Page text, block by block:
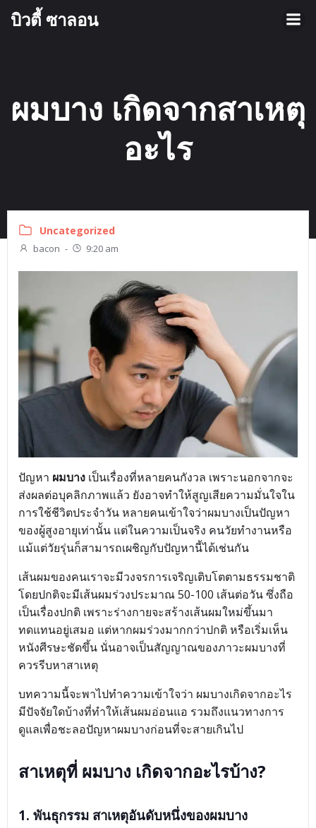
บิวตี้ ซาลอน
ผมบาง เกิดจากสาเหตุ
อะไร
Uncategorized
bacon - 9:20 am
ปัญหา ผมบาง เป็นเรื่องที่หลายคนกังวล เพราะนอกจากจะ
ส่งผลต่อบุคลิกภาพแล้ว ยังอาจทำให้สูญเสียความมั่นใจใน
การใช้ชีวิตประจำวัน หลายคนเข้าใจว่าผมบางเป็นปัญหา
ของผู้สูงอายุเท่านั้น แต่ในความเป็นจริง คนวัยทำงานหรือ
แม้แต่วัยรุ่นก็สามารถเผชิญกับปัญหานี้ได้เช่นกัน
เส้นผมของคนเราจะมีวงจรการเจริญเติบโตตามธรรมชาติ
โดยปกติจะมีเส้นผมร่วงประมาณ 50-100 เส้นต่อวัน ซึ่งถือ
เป็นเรื่องปกติ เพราะร่างกายจะสร้างเส้นผมใหม่ขึ้นมา
ทดแทนอยู่เสมอ แต่หากผมร่วงมากกว่าปกติ หรือเริ่มเห็น
หนังศีรษะชัดขึ้น นั่นอาจเป็นสัญญาณของภาวะผมบางที่
ควรรีบหาสาเหตุ
บทความนี้จะพาไปทำความเข้าใจว่า ผมบางเกิดจากอะไร
มีปัจจัยใดบ้างที่ทำให้เส้นผมอ่อนแอ รวมถึงแนวทางการ
ดูแลเพื่อชะลอปัญหาผมบางก่อนที่จะสายเกินไป
สาเหตุที่ ผมบาง เกิดจากอะไรบ้าง?
1. พันธุกรรม สาเหตุอันดับหนึ่งของผมบาง